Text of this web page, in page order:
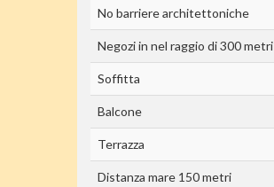
No barriere architettoniche
Negozi in nel raggio di 300 metri
Soffitta
Balcone
Terrazza
Distanza mare 150 metri